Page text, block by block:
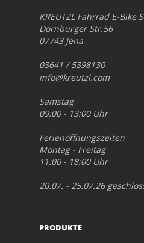
KREUTZL Fahrrad E-Bike
Dornburger Str.56
07743 Jena
03641 / 5398130
info@kreutzl.com
Samstag
09:00 - 13:00 Uhr
Ferienöffnungszeiten
Montag - Freitag
11:00 - 18:00 Uhr
20.07. - 25.07.26
PRODUKTE